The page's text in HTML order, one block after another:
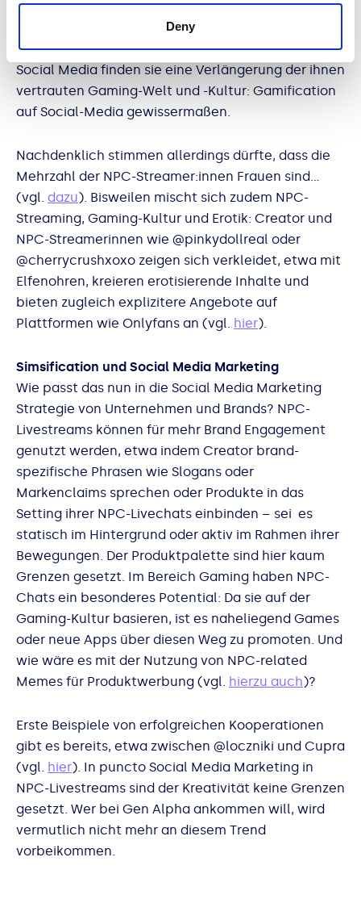
Deny
Zugleich werden User:innen aktiv involviert und für
jeden Input honoriert. Sie fühlen sich den Creatorn
durch deren Reaktion verbunden (vgl.hier). Auf
Social Media finden sie eine Verlängerung der ihnen
vertrauten Gaming-Welt und -Kultur: Gamification
auf Social-Media gewissermaßen.
Nachdenklich stimmen allerdings dürfte, dass die
Mehrzahl der NPC-Streamer:innen Frauen sind…
(vgl. dazu). Bisweilen mischt sich zudem NPC-
Streaming, Gaming-Kultur und Erotik: Creator und
NPC-Streamerinnen wie @pinkydollreal oder
@cherrycrushxoxo zeigen sich verkleidet, etwa mit
Elfenohren, kreieren erotisierende Inhalte und
bieten zugleich explizitere Angebote auf
Plattformen wie Onlyfans an (vgl. hier).
Simsification und Social Media Marketing
Wie passt das nun in die Social Media Marketing
Strategie von Unternehmen und Brands? NPC-
Livestreams können für mehr Brand Engagement
genutzt werden, etwa indem Creator brand-
spezifische Phrasen wie Slogans oder
Markenclaims sprechen oder Produkte in das
Setting ihrer NPC-Livechats einbinden – sei es
statisch im Hintergrund oder aktiv im Rahmen ihrer
Bewegungen. Der Produktpalette sind hier kaum
Grenzen gesetzt. Im Bereich Gaming haben NPC-
Chats ein besonderes Potential: Da sie auf der
Gaming-Kultur basieren, ist es naheliegend Games
oder neue Apps über diesen Weg zu promoten. Und
wie wäre es mit der Nutzung von NPC-related
Memes für Produktwerbung (vgl. hierzu auch)?
Erste Beispiele von erfolgreichen Kooperationen
gibt es bereits, etwa zwischen @loczniki und Cupra
(vgl. hier). In puncto Social Media Marketing in
NPC-Livestreams sind der Kreativität keine Grenzen
gesetzt. Wer bei Gen Alpha ankommen will, wird
vermutlich nicht mehr an diesem Trend
vorbeikommen.